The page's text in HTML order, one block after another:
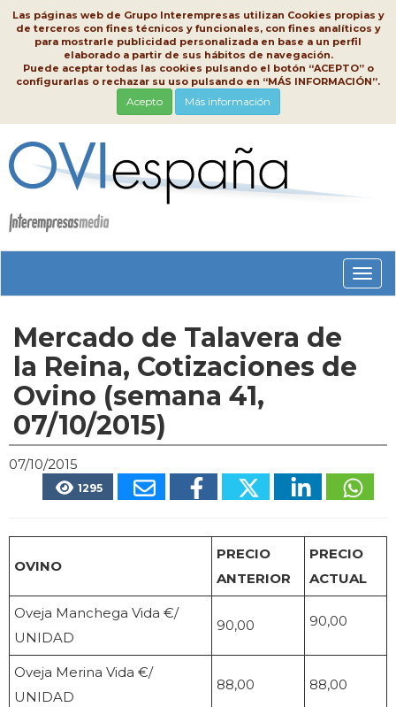
Las páginas web de Grupo Interempresas utilizan Cookies propias y
de terceros con fines técnicos y funcionales, con fines analíticos y
para mostrarle publicidad personalizada en base a un perfil
elaborado a partir de sus hábitos de navegación.
Puede aceptar todas las cookies pulsando el botón “ACEPTO” o
configurarlas o rechazar su uso pulsando en “MÁS INFORMACIÓN”.
Acepto Más información
Mercado de Talavera de
la Reina, Cotizaciones de
Ovino (semana 41,
07/10/2015)
07/10/2015
1295
OVINO
PRECIO
ANTERIOR
PRECIO
ACTUAL
Oveja Manchega Vida €/
UNIDAD
90,00 90,00
Oveja Merina Vida €/
UNIDAD
88,00 88,00